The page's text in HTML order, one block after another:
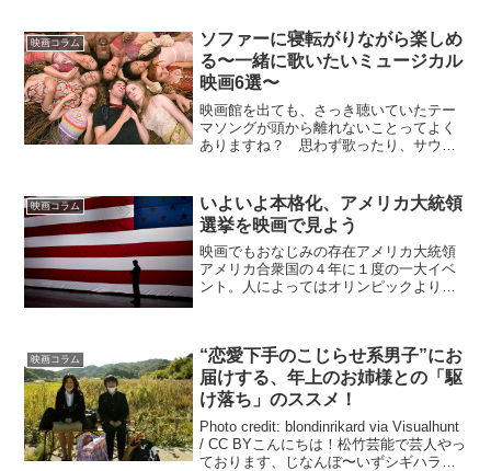
度思っているのです。しかし、皆さんご
存知の通り、飲み会(...
映画コラム
ソファーに寝転がりながら楽しめ
る〜一緒に歌いたいミュージカル
映画6選〜
映画館を出ても、さっき聴いていたテー
マソングが頭から離れないことってよく
ありますね？ 思わず歌ったり、サウン
いでしょう。とある作品によっては、映
画の90%は音楽が決まる...
映画コラム
いよいよ本格化、アメリカ大統領
選挙を映画で見よう
映画でもおなじみの存在アメリカ大統領
アメリカ合衆国の４年に１度の一大イベ
ント。人によってはオリンピックよりも
ともあって、民主・共和と...
映画コラム
“恋愛下手のこじらせ系男子”にお
届けする、年上のお姉様との「駆
け落ち」のススメ！
Photo credit: blondinrikard via Visualhunt
/ CC BYこんにちは！松竹芸能で芸人やっ
ております、じなんぼ〜いずシギハラで